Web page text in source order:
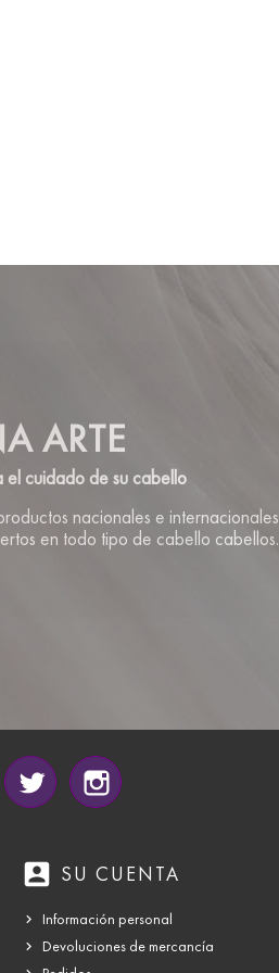
ARTE
el cuidado de su cabello
nacionales e
en todo tipo de cabello cabellos.
Facebook Twitter
account_box SU CUENTA
Información personal
Devoluciones de mercancía